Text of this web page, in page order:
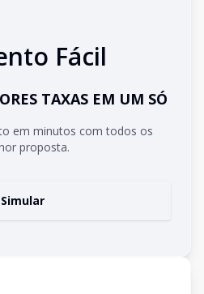
Fácil
TAXAS EM UM SÓ
em minutos com todos os
proposta.
Simular